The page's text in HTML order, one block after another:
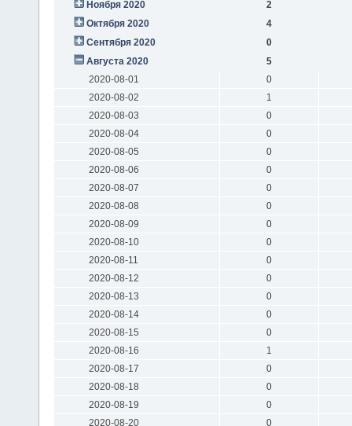
Ноября 2020
2
Октября 2020
4
Сентября 2020
0
Августа 2020
5
2020-08-01
0
2020-08-02
1
2020-08-03
0
2020-08-04
0
2020-08-05
0
2020-08-06
0
2020-08-07
0
2020-08-08
0
2020-08-09
0
2020-08-10
0
2020-08-11
0
2020-08-12
0
2020-08-13
0
2020-08-14
0
2020-08-15
0
2020-08-16
1
2020-08-17
0
2020-08-18
0
2020-08-19
0
2020-08-20
0